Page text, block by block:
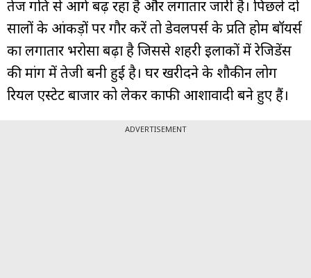
तेज गति से आगे बढ़ रहा है और लगातार जारी है। पिछले दो
सालों के आंकड़ों पर गौर करें तो डेवलपर्स के प्रति होम बॉयर्स
का लगातार भरोसा बढ़ा है जिससे शहरी इलाकों में रेजिडेंस
की मांग में तेजी बनी हुई है। घर खरीदने के शौकीन लोग
रियल एस्टेट बाजार को लेकर काफी आशावादी बने हुए हैं।
ADVERTISEMENT